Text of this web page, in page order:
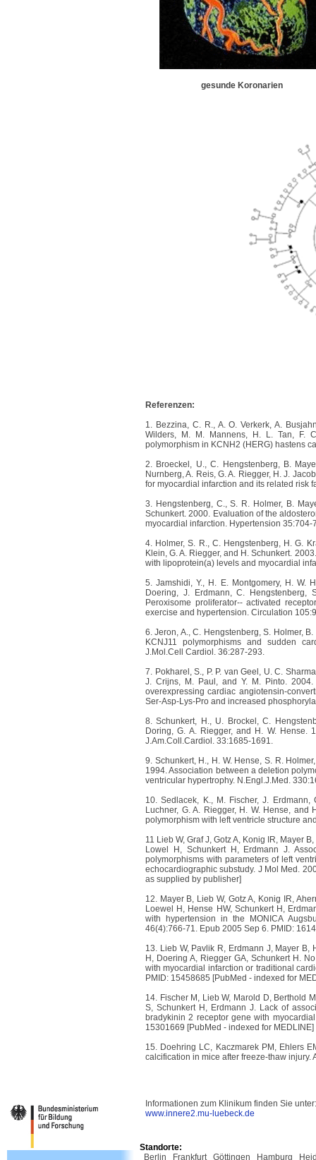
gesunde
Referenzen:
1. Bezzina, C. R., A. O. Verkerk, A.
Wilders, M. M. Mannens, H. L. Tan, F.
polymorphism in KCNH2 (HERG) hastens
2. Broeckel, U., C. Hengstenberg, B.
Nurnberg, A. Reis, G. A. Riegger, H. J.
for myocardial infarction and its related risk
3. Hengstenberg, C., S. R. Holmer, B.
Schunkert. 2000. Evaluation of the
myocardial infarction. Hypertension 35:704-
4. Holmer, S. R., C. Hengstenberg, H. G.
Klein, G. A. Riegger, and H. Schunkert.
with lipoprotein(a) levels and myocardial
5. Jamshidi, Y., H. E. Montgomery, H. W.
Doering, J. Erdmann, C.
Peroxisome proliferator-- activated
exercise and hypertension. Circulation
6. Jeron, A., C. Hengstenberg, S. Holmer,
KCNJ11 polymorphisms and sudden
J.Mol.Cell Cardiol. 36:287-293.
7. Pokharel, S., P. P. van Geel, U. C.
J. Crijns, M. Paul, and Y. M. Pinto.
overexpressing cardiac angiotensin-
Ser-Asp-Lys-Pro and increased
8. Schunkert, H., U. Brockel, C.
Doring, G. A. Riegger, and H. W. Hense.
J.Am.Coll.Cardiol. 33:1685-1691.
9. Schunkert, H., H. W. Hense, S. R.
1994. Association between a deletion
ventricular hypertrophy. N.Engl.J.Med.
10. Sedlacek, K., M. Fischer, J.
Luchner, G. A. Riegger, H. W. Hense,
polymorphism with left ventricle structure
11 Lieb W, Graf J, Gotz A, Konig IR, Mayer
Lowel H, Schunkert H, Erdmann J.
polymorphisms with parameters of left
echocardiographic substudy. J Mol Med.
as supplied by publisher]
12. Mayer B, Lieb W, Gotz A, Konig IR,
Loewel H, Hense HW, Schunkert H,
with hypertension in the MONICA
46(4):766-71. Epub 2005 Sep 6. PMID:
13. Lieb W, Pavlik R, Erdmann J, Mayer
H, Doering A, Riegger GA, Schunkert H.
with myocardial infarction or traditional
PMID: 15458685 [PubMed - indexed for
14. Fischer M, Lieb W, Marold D, Berthold
S, Schunkert H, Erdmann J. Lack of
bradykinin 2 receptor gene with
15301669 [PubMed - indexed for MEDLINE]
15. Doehring LC, Kaczmarek PM, Ehlers
calcification in mice after freeze-thaw injury.
Informationen zum Klinikum finden Sie unter:
www.innere2.mu-luebeck.de
Standorte:
Berlin
Frankfurt Göttingen Hamburg